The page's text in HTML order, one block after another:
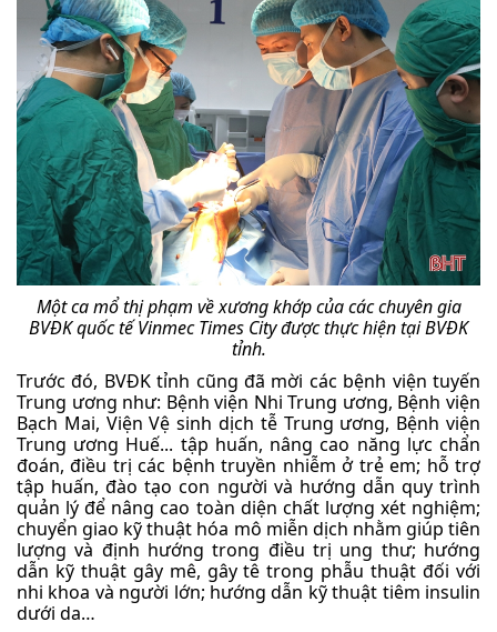
Một ca mổ thị phạm về xương khớp của các chuyên gia
BVĐK quốc tế Vinmec Times City được thực hiện tại BVĐK
tỉnh.
Trước đó, BVĐK tỉnh cũng đã mời các bệnh viện tuyến
Trung ương như: Bệnh viện Nhi Trung ương, Bệnh viện
Bạch Mai, Viện Vệ sinh dịch tễ Trung ương, Bệnh viện
Trung ương Huế... tập huấn, nâng cao năng lực chẩn
đoán, điều trị các bệnh truyền nhiễm ở trẻ em; hỗ trợ
tập huấn, đào tạo con người và hướng dẫn quy trình
quản lý để nâng cao toàn diện chất lượng xét nghiệm;
chuyển giao kỹ thuật hóa mô miễn dịch nhằm giúp tiên
lượng và định hướng trong điều trị ung thư; hướng
dẫn kỹ thuật gây mê, gây tê trong phẫu thuật đối với
nhi khoa và người lớn; hướng dẫn kỹ thuật tiêm insulin
dưới da…